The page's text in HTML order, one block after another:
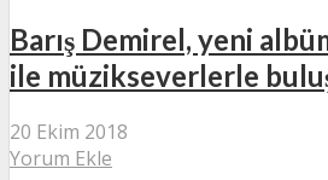
Barış Demirel, yeni
ile müzikseverlerle
20 Ekim 2018
Yorum Ekle